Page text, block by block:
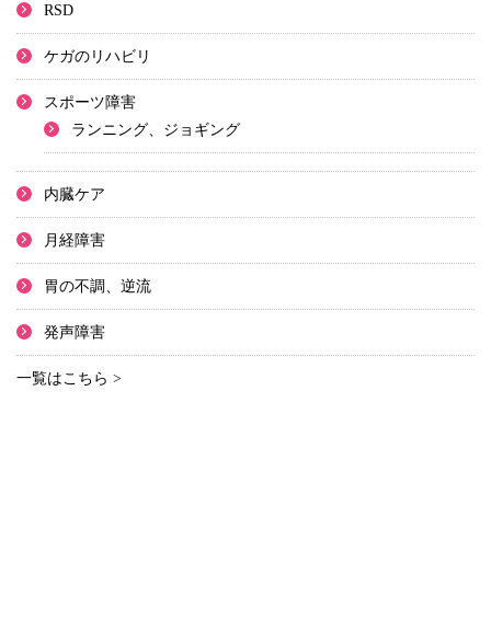
RSD
ケガのリハビリ
スポーツ障害
ランニング、ジョギング
内臓ケア
月経障害
胃の不調、逆流
発声障害
一覧はこちら >